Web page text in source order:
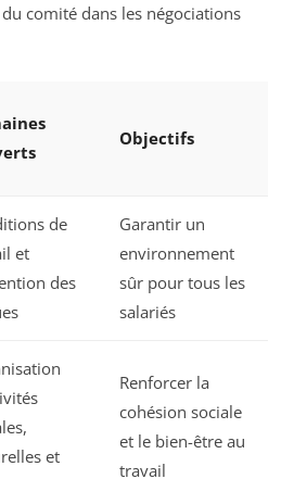
comité dans les négociations
Objectifs
de
et
des
Garantir un
environnement
sûr pour tous les
salariés
et
Renforcer la
cohésion sociale
et le bien-être au
travail